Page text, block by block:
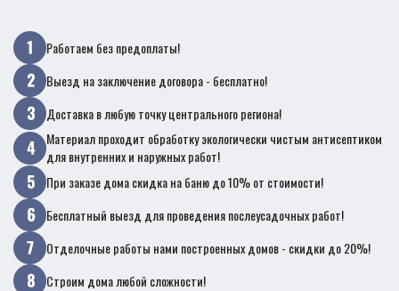
Работаем без предоплаты!
Выезд на заключение договора - бесплатно!
Доставка в любую точку центрального региона!
Материал проходит обработку экологически чистым антисептиком
для внутренних и наружных работ!
При заказе дома скидка на баню до 10% от стоимости!
Бесплатный выезд для проведения послеусадочных работ!
Отделочные работы нами построенных домов - скидки до 20%!
Строим дома любой сложности!